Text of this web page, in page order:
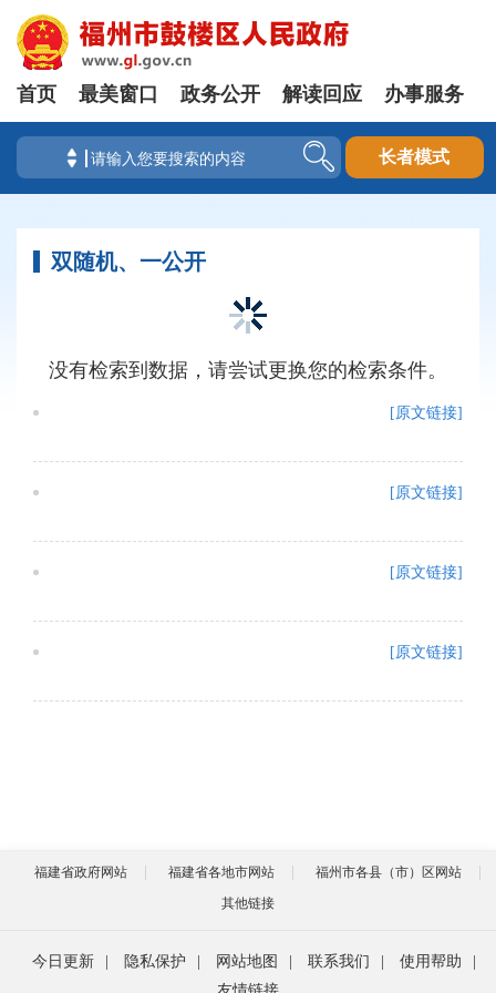
首页 最美窗口 政务公开 解读回应 办事服务
长者模式
双随机、一公开
没有检索到数据，请尝试更换您的检索条件。
[原文链接]
[原文链接]
[原文链接]
[原文链接]
福建省政府网站 福建省各地市网站
福州市各县（市）区网站
其他链接
今日更新 隐私保护 网站地图 联系我们 使用帮助